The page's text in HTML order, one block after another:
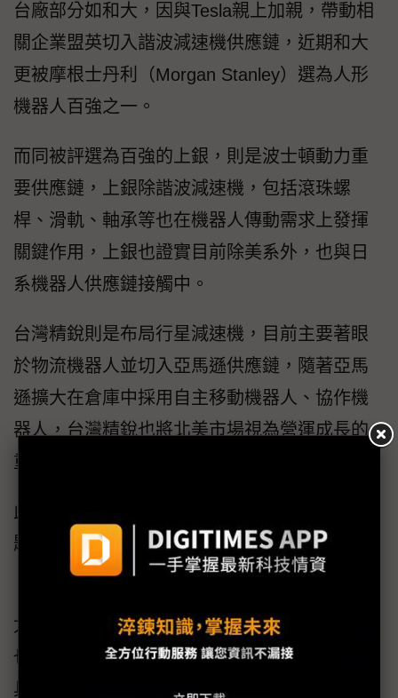
台廠部分如和大，因與Tesla親上加親，帶動相
關企業盟英切入諧波減速機供應鏈，近期和大
更被摩根士丹利（Morgan Stanley）選為人形
機器人百強之一。
而同被評選為百強的上銀，則是波士頓動力重
要供應鏈，上銀除諧波減速機，包括滾珠螺
桿、滑軌、軸承等也在機器人傳動需求上發揮
關鍵作用，上銀也證實目前除美系外，也與日
系機器人供應鏈接觸中。
台灣精銳則是布局行星減速機，目前主要著眼
於物流機器人並切入亞馬遜供應鏈，隨著亞馬
遜擴大在倉庫中採用自主移動機器人、協作機
器人，台灣精銳也將北美市場視為營運成長的
重要動能之一。
此外，因應AI熱潮，今年TIMTOS定調三大主
題，除「AI和機器人」看點，「未來智造」及
「綠力永續」等也是重點主題。
尤其AI技術如何導入工具機的成果展現，預期
也是各家指標大廠對於AI相當重要的布局。工
具機展一別傳統機械黑手既定印象，緊扣AI與